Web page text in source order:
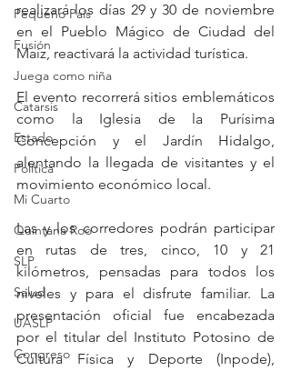
Pequeño País
Fusión
Juega como niña
Catarsis
Estado
Política
Mi Cuarto
Quintana Roo
SLP
Salud
UASLP
Congreso
realizará los días 29 y 30 de noviembre
en el Pueblo Mágico de Ciudad del
Maíz, reactivará la actividad turística.
El evento recorrerá sitios emblemáticos
como la Iglesia de la Purísima
Concepción y el Jardín Hidalgo,
alentando la llegada de visitantes y el
movimiento económico local.
Las y los corredores podrán participar
en rutas de tres, cinco, 10 y 21
kilómetros, pensadas para todos los
niveles y para el disfrute familiar. La
presentación oficial fue encabezada
por el titular del Instituto Potosino de
Cultura Física y Deporte (Inpode),